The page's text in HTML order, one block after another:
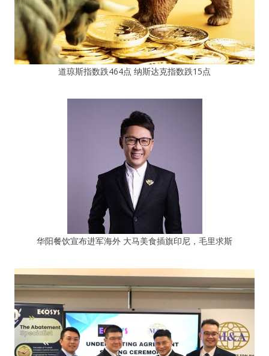
道琼斯指数跌464点 纳斯达克指数跌15点
华阳餐饮宣布进军海外 大马美食插旗印尼，毛里求斯